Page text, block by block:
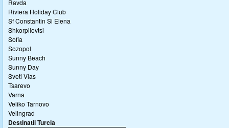
Ravda
Riviera Holiday Club
Sf Constantin Si Elena
Shkorpilovtsi
Sofia
Sozopol
Sunny Beach
Sunny Day
Sveti Vlas
Tsarevo
Varna
Veliko Tarnovo
Velingrad
Destinatii Turcia